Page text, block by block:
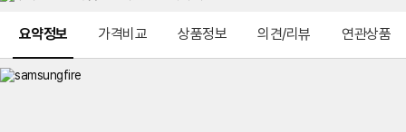
요약정보 가격비교 상품정보 의견/리뷰 연관상품